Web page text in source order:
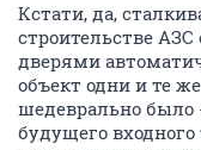
Кстати, да,
строительстве
дверями
объект одни и те
шедеврально было
будущего